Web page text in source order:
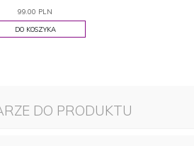
99.00 PLN
DO KOSZYKA
DO PRODUKTU